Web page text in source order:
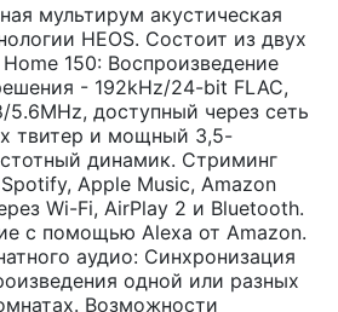
мультирум акустическая
HEOS. Состоит из двух
150: Воспроизведение
- 192kHz/24-bit FLAC,
5.6MHz, доступный через сеть
твитер и мощный 3,5-
динамик. Стриминг
Apple Music, Amazon
Wi-Fi, AirPlay 2 и Bluetooth.
с помощью Alexa от Amazon.
аудио: Синхронизация
одной или разных
Возможности